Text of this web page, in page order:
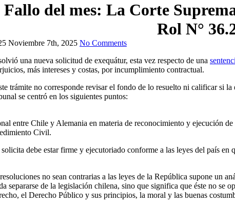
Fallo del mes: La Corte
Rol N°
Noviembre 7th, 2025 No Comments
una nueva solicitud de exequátur, esta vez respecto de una
más intereses y costas, por incumplimiento contractual.
trámite no corresponde revisar el fondo de lo resuelto ni calificar si
se centró en los siguientes puntos:
entre Chile y Alemania en materia de reconocimiento y ejecución
Civil.
debe estar firme y ejecutoriado conforme a las leyes del país en
no sean contrarias a las leyes de la República supone
separarse de la legislación chilena, sino que significa que éste no se
el Derecho Público y sus principios, la moral y las buenas